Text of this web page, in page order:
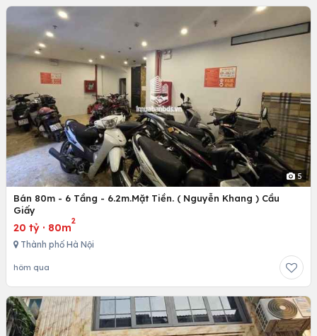
5
Bán 80m - 6 Tầng - 6.2m.Mặt Tiền. ( Nguyễn Khang ) Cầu
Giấy
20 tỷ · 80m
2
Thành phố Hà Nội
hôm qua